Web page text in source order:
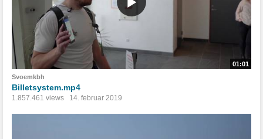
01:01
Svoemkbh
Billetsystem.mp4
1.857.461 views 14. februar 2019